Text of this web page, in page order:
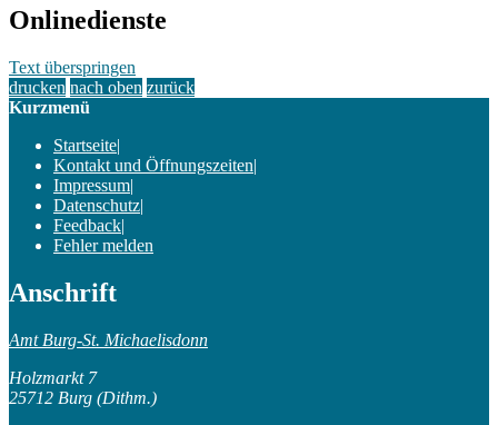
Onlinedienste
Text überspringen
drucken nach oben zurück
Kurzmenü
Startseite|
Kontakt und Öffnungszeiten|
Impressum|
Datenschutz|
Feedback|
Fehler melden
Anschrift
Amt Burg-St. Michaelisdonn
Holzmarkt 7
25712 Burg (Dithm.)